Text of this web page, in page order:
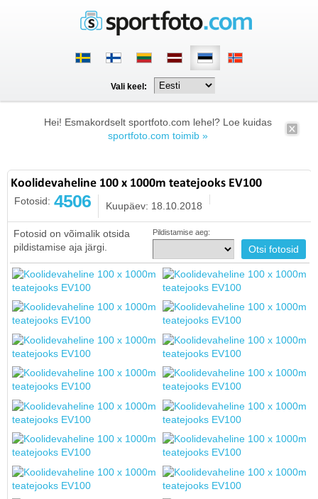
Vali keel:
Hei! Esmakordselt sportfoto.com lehel? Loe kuidas
sportfoto.com toimib »
Koolidevaheline 100 x 1000m teatejooks EV100
Fotosid: 4506 Kuupäev: 18.10.2018
Fotosid on võimalik otsida
pildistamise aja järgi.
Pildistamise aeg: